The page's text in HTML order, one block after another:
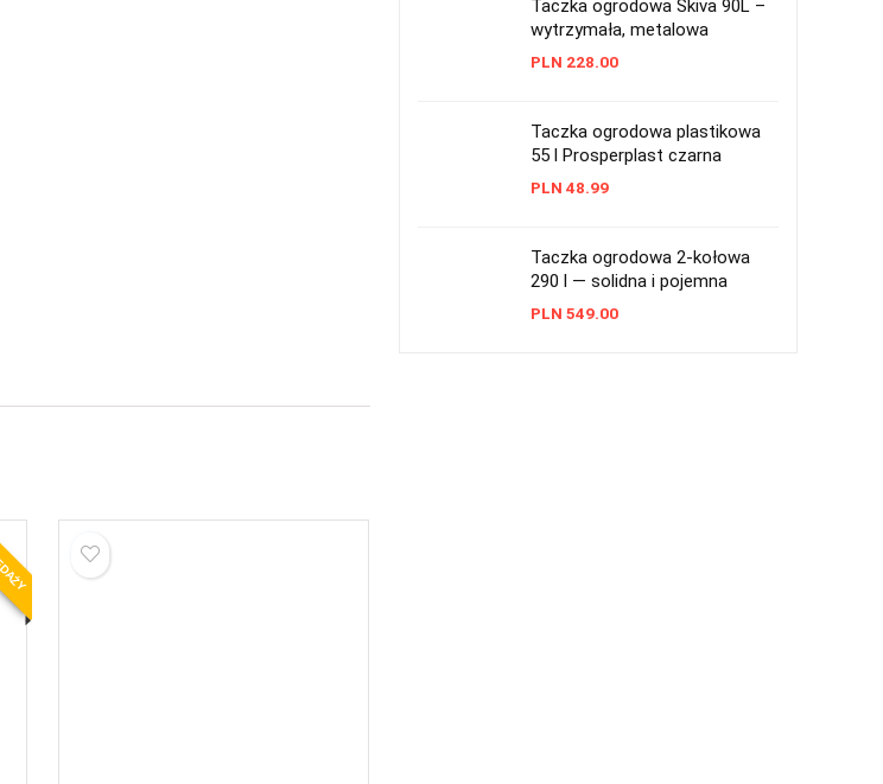
Taczka ogrodowa Skiva 90L –
wytrzymała, metalowa
PLN 228.00
Taczka ogrodowa plastikowa
55 l Prosperplast czarna
PLN 48.99
Taczka ogrodowa 2-kołowa
290 l — solidna i pojemna
PLN 549.00